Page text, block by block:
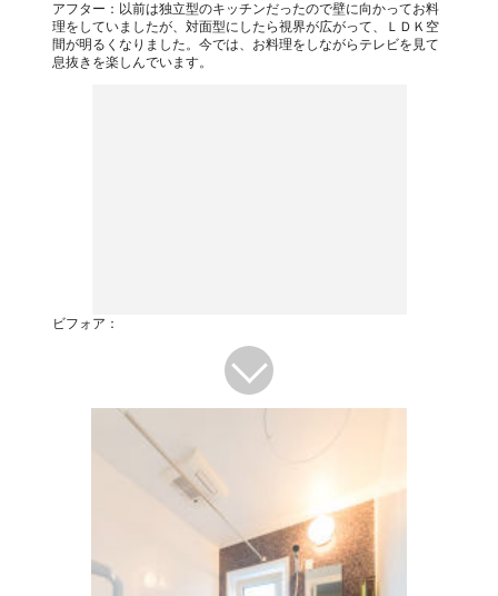
アフター：以前は独立型のキッチンだったので壁に向かってお料
理をしていましたが、対面型にしたら視界が広がって、ＬＤＫ空
間が明るくなりました。今では、お料理をしながらテレビを見て
息抜きを楽しんでいます。
ビフォア：